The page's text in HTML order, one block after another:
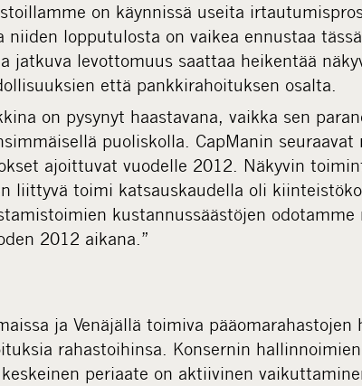
on käynnissä useita
lopputulosta on vaikea ennustaa
jatkuva levottomuus saattaa heikentää
että pankkirahoituksen osalta.
on pysynyt haastavana, vaikka sen
puoliskolla. CapManin
ajoittuvat vuodelle 2012. Näkyvin
liittyvä toimi katsauskaudella oli
kustannussäästöjen odotamme
2012 aikana.”
ja Venäjällä toimiva
rahastoihinsa. Konsernin
periaate on aktiivinen